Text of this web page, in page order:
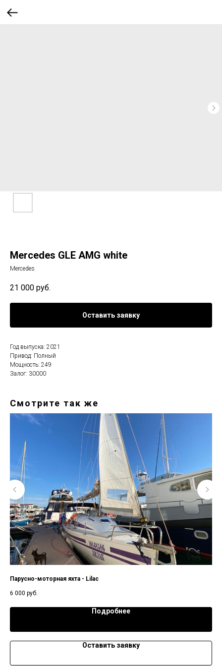
Mercedes GLE AMG white
Mercedes
21 000 руб.
Оставить заявку
Год выпуска: 2021
Привод: Полный
Мощность: 249
Залог: 30000
Смотрите так же
Парусно-моторная яхта - Lilac
6 000 руб.
Подробнее
Оставить заявку